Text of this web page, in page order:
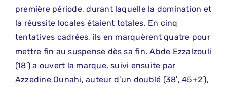
première période, durant laquelle la domination et
la réussite locales étaient totales. En cinq
tentatives cadrées, ils en marquèrent quatre pour
mettre fin au suspense dès sa fin. Abde Ezzalzouli
(18′) a ouvert la marque, suivi ensuite par
Azzedine Ounahi, auteur d’un doublé (38′, 45+2′),